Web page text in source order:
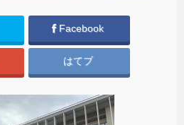
Facebook
はてブ